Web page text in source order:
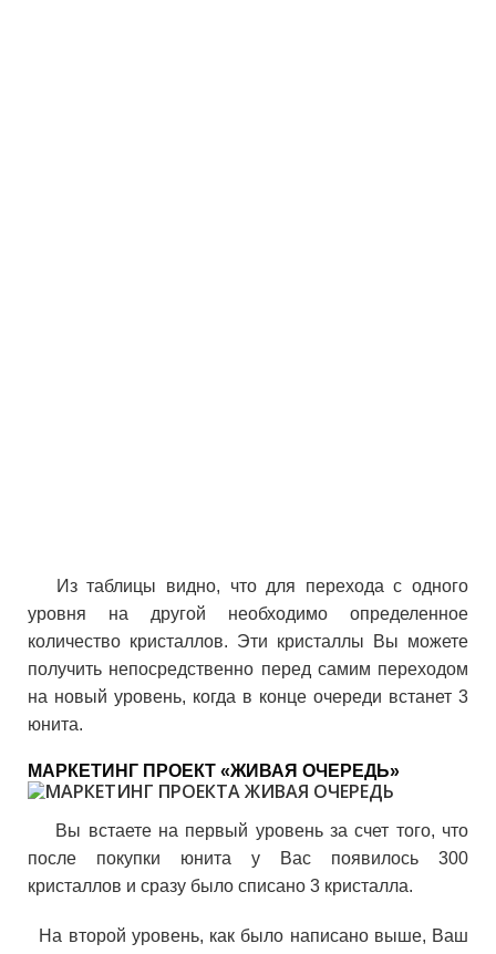
Из таблицы видно, что для перехода с одного
уровня на другой необходимо определенное
количество кристаллов. Эти кристаллы Вы можете
получить непосредственно перед самим переходом
на новый уровень, когда в конце очереди встанет 3
юнита.
МАРКЕТИНГ ПРОЕКТ «ЖИВАЯ ОЧЕРЕДЬ»
Вы встаете на первый уровень за счет того, что
после покупки юнита у Вас появилось 300
кристаллов и сразу было списано 3 кристалла.
На второй уровень, как было написано выше, Ваш